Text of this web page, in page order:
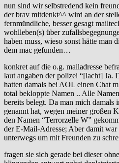
nun sind wir selbstredend kein
der brav mitdenkt^^ wird an der
fernmündliche, besser gesagt
wohlleben(s) über
haben muss, wieso sonst hätte man
dem mac gefunden…
konkret auf die o.g. mailadresse
laut angaben der polizei “[lacht] Ja.
hatten damals bei AOL einen Chat
total bekloppte Namen .. Alle
bereits belegt. Da man mich damals
genannt hat, wegen meiner großen
den Namen “Terrorzelle W”
der E-Mail-Adresse; Aber damit
unterwegs um mit Freunden zu
fragen sie sich gerade bei dieser